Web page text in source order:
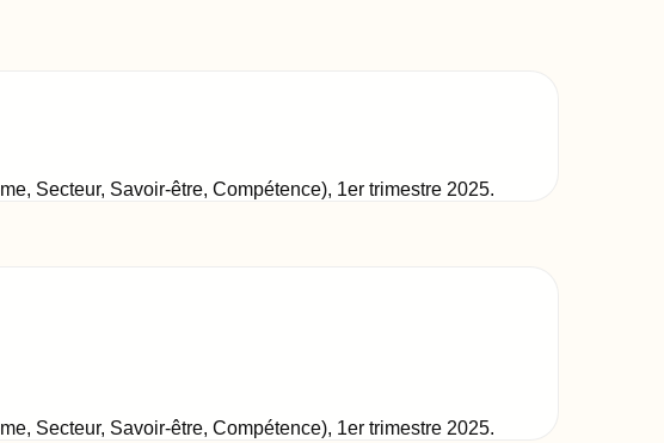
Secteur, Savoir-être, Compétence), 1er trimestre 2025.
Secteur, Savoir-être, Compétence), 1er trimestre 2025.